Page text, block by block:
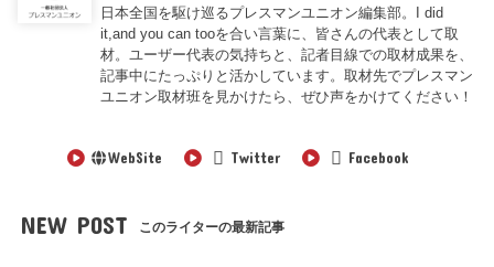
日本全国を駆け巡るプレスマンユニオン編集部。I did
it,and you can tooを合い言葉に、皆さんの代表として取
材。ユーザー代表の気持ちと、記者目線での取材成果を、
記事中にたっぷりと活かしています。取材先でプレスマン
ユニオン取材班を見かけたら、ぜひ声をかけてください！
WebSite Twitter Facebook
NEW POST このライターの最新記事